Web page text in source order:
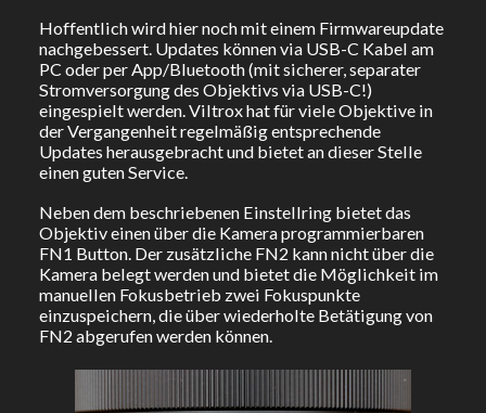
Hoffentlich wird hier noch mit einem Firmwareupdate
nachgebessert. Updates können via USB-C Kabel am
PC oder per App/Bluetooth (mit sicherer, separater
Stromversorgung des Objektivs via USB-C!)
eingespielt werden. Viltrox hat für viele Objektive in
der Vergangenheit regelmäßig entsprechende
Updates herausgebracht und bietet an dieser Stelle
einen guten Service.
Neben dem beschriebenen Einstellring bietet das
Objektiv einen über die Kamera programmierbaren
FN1 Button. Der zusätzliche FN2 kann nicht über die
Kamera belegt werden und bietet die Möglichkeit im
manuellen Fokusbetrieb zwei Fokuspunkte
einzuspeichern, die über wiederholte Betätigung von
FN2 abgerufen werden können.